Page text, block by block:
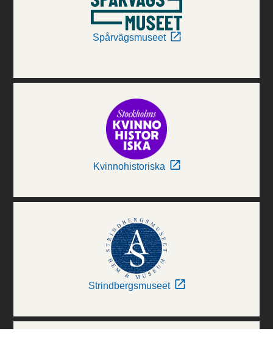
Spårvägsmuseet
Kvinnohistoriska
Strindbergsmuseet